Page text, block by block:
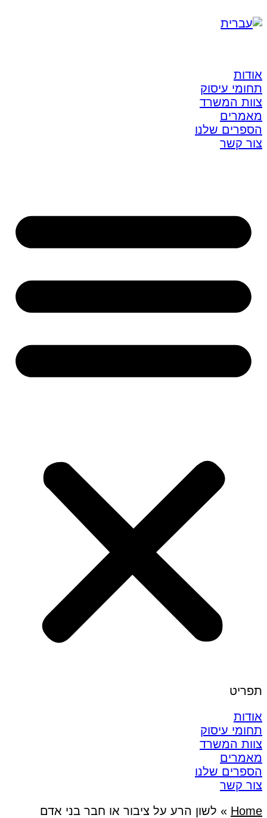
אודות
תחומי עיסוק
צוות המשרד
מאמרים
הספרים שלנו
צור קשר
תפריט
אודות
תחומי עיסוק
צוות המשרד
מאמרים
הספרים שלנו
צור קשר
Home
» לשון הרע על ציבור או חבר בני אדם